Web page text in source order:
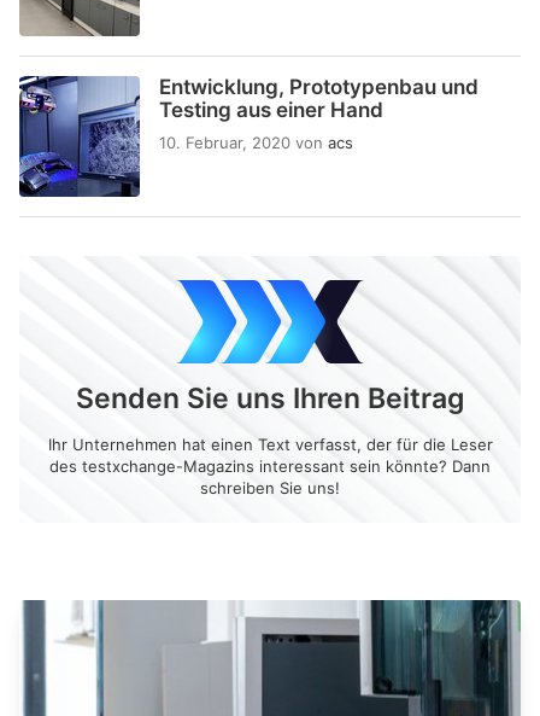
Entwicklung, Prototypenbau und
Testing aus einer Hand
10. Februar, 2020 von acs
Senden Sie uns Ihren Beitrag
Ihr Unternehmen hat einen Text verfasst, der für die Leser
des testxchange-Magazins interessant sein könnte? Dann
schreiben Sie uns!